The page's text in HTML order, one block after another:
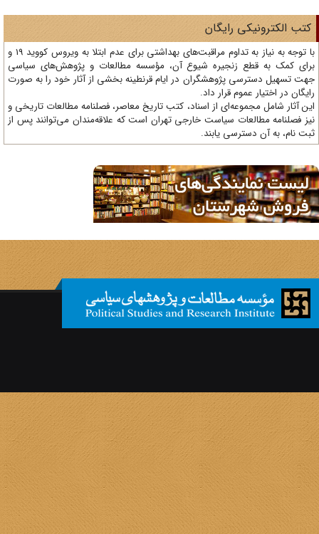
الکترونیکی رایگان
با توجه به نیاز به تداوم مراقبت‌های بهداشتی برای عدم ابتلا به ویروس کووید 19 و
کمک به قطع زنجیره شیوع آن، مؤسسه مطالعات و پژوهش‌های سیاسی
تسهیل دسترسی پژوهشگران در ایام قرنطینه بخشی از آثار خود را به صورت
در اختیار عموم قرار داد.
آثار شامل مجموعه‌ای از اسناد، کتب تاریخ معاصر، فصلنامه‌ مطالعات تاریخی و
فصلنامه مطالعات سیاست خارجی تهران است که علاقه‌مندان می‌توانند پس از
نام، به آن دسترسی یابند.